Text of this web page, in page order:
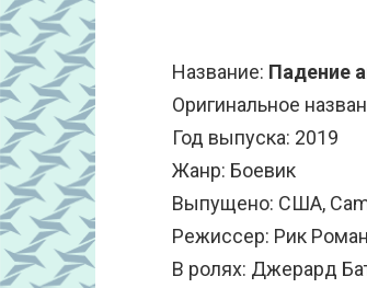
Название: Падение
Оригинальное
Год выпуска: 2019
Жанр: Боевик
Выпущено: США,
Режиссер: Рик
В ролях: Джерард